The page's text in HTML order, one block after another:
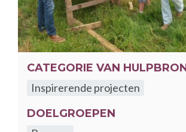
CATEGORIE VAN
Inspirerende projecten
DOELGROEPEN